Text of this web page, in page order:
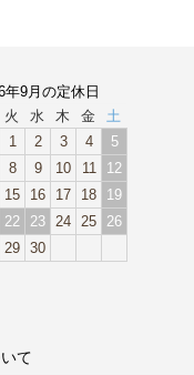
年9月の定休日
火 水 木 金
土
1
2 3 4
5
8 9 10 11
12
15 16 17 18
19
22 23 24 25
26
29 30
て